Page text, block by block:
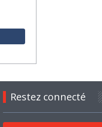
Restez connecté